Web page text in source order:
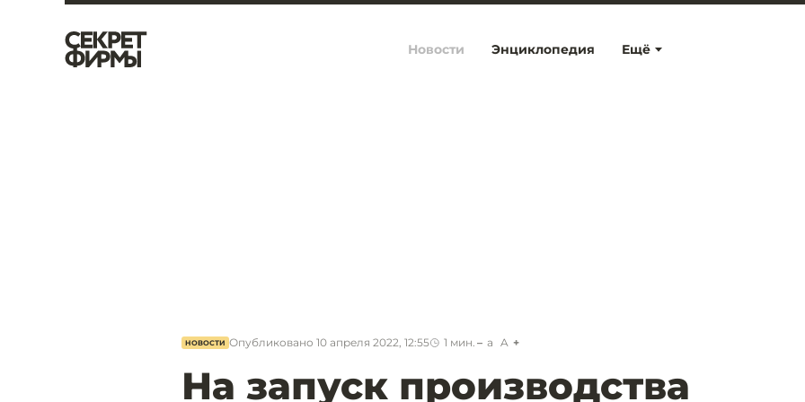
Ещё
Новости Энциклопедия
НОВОСТИ Опубликовано 10 апреля 2022, 12:55 1 мин. a A
На запуск производства